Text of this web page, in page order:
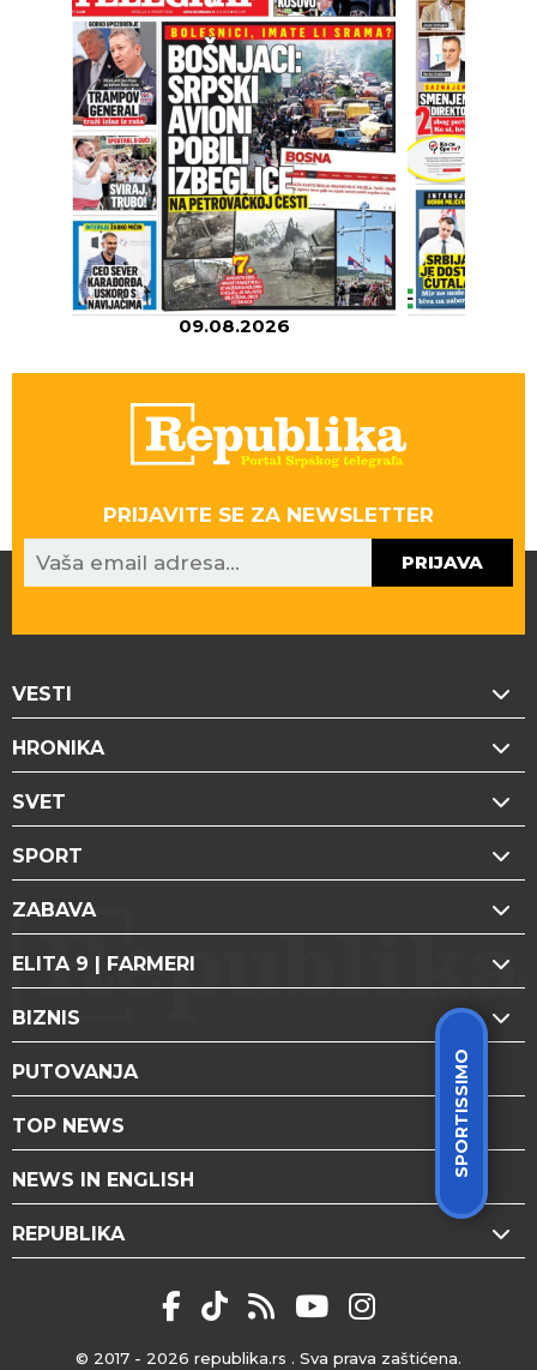
SPORTISSIMO
09.08.2026
PRIJAVITE SE ZA NEWSLETTER
PRIJAVA
VESTI
HRONIKA
SVET
SPORT
ZABAVA
ELITA 9 | FARMERI
BIZNIS
PUTOVANJA
TOP NEWS
NEWS IN ENGLISH
REPUBLIKA
© 2017 - 2026 republika.rs . Sva prava zaštićena.